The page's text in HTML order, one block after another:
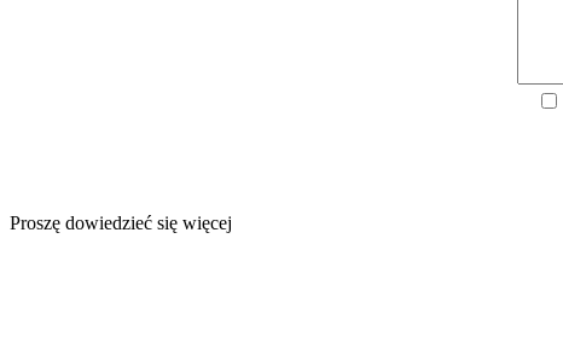
Proszę dowiedzieć się więcej